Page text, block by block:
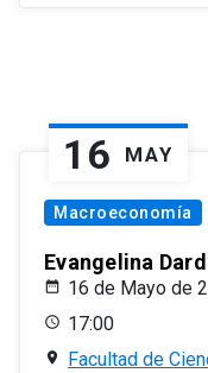
16 MAY
Macroeconomía
Evangelina
16 de Mayo de
17:00
Facultad de